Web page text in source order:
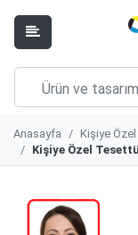
Anasayfa Kişiye
Kişiye Özel